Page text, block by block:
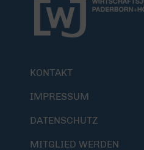
KONTAKT
IMPRESSUM
DATENSCHUTZ
MITGLIED WERDEN